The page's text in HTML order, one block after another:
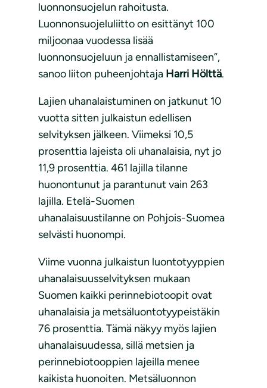
luonnonsuojelun rahoitusta.
Luonnonsuojeluliitto on esittänyt 100
miljoonaa vuodessa lisää
luonnonsuojeluun ja ennallistamiseen”,
sanoo liiton puheenjohtaja Harri Hölttä.
Lajien uhanalaistuminen on jatkunut 10
vuotta sitten julkaistun edellisen
selvityksen jälkeen. Viimeksi 10,5
prosenttia lajeista oli uhanalaisia, nyt jo
11,9 prosenttia. 461 lajilla tilanne
huonontunut ja parantunut vain 263
lajilla. Etelä-Suomen
uhanalaisuustilanne on Pohjois-Suomea
selvästi huonompi.
Viime vuonna julkaistun luontotyyppien
uhanalaisuusselvityksen mukaan
Suomen kaikki perinnebiotoopit ovat
uhanalaisia ja metsäluontotyypeistäkin
76 prosenttia. Tämä näkyy myös lajien
uhanalaisuudessa, sillä metsien ja
perinnebiotooppien lajeilla menee
kaikista huonoiten. Metsäluonnon